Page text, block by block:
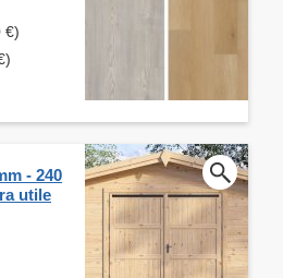
€)
- 240
utile